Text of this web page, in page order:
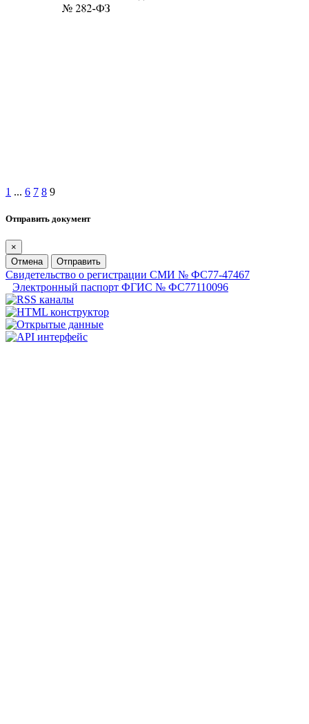
1 ... 6 7 8 9
Отправить документ
×
Отмена
Отправить
Свидетельство о регистрации СМИ № ФС77-47467
Электронный паспорт ФГИС № ФС77110096